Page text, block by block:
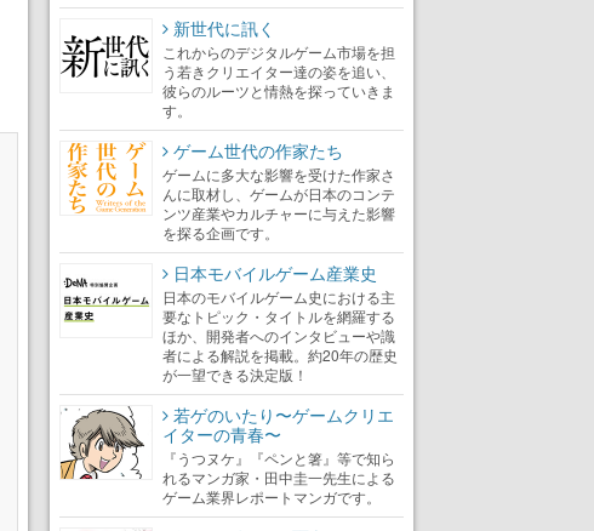
新世代に訊く
これからのデジタルゲーム市場を担
う若きクリエイター達の姿を追い、
彼らのルーツと情熱を探っていきま
す。
ゲーム世代の作家たち
ゲームに多大な影響を受けた作家さ
んに取材し、ゲームが日本のコンテ
ンツ産業やカルチャーに与えた影響
を探る企画です。
日本モバイルゲーム産業史
日本のモバイルゲーム史における主
要なトピック・タイトルを網羅する
ほか、開発者へのインタビューや識
者による解説を掲載。約20年の歴史
が一望できる決定版！
若ゲのいたり〜ゲームクリエ
イターの青春〜
『うつヌケ』『ペンと箸』等で知ら
れるマンガ家・田中圭一先生による
ゲーム業界レポートマンガです。